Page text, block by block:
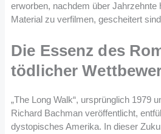
erworben, nachdem über Jahrzehnte
Material zu verfilmen, gescheitert
Die Essenz des
tödlicher
„The Long Walk“, ursprünglich 1979
Richard Bachman veröffentlicht,
dystopisches Amerika. In dieser